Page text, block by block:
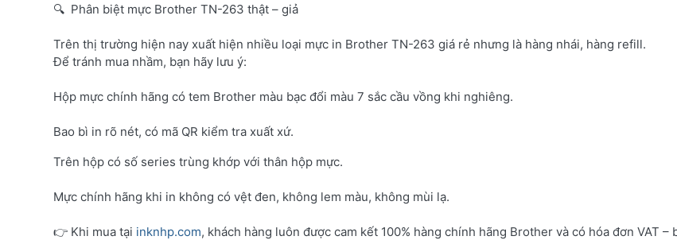
🔍 Phân biệt mực Brother TN-263 thật – giả
Trên thị trường hiện nay xuất hiện nhiều loại mực in Brother TN-263 giá rẻ nhưng là hàng nhái, hàng refill.
Để tránh mua nhầm, bạn hãy lưu ý:
Hộp mực chính hãng có tem Brother màu bạc đổi màu 7 sắc cầu vồng khi nghiêng.
Bao bì in rõ nét, có mã QR kiểm tra xuất xứ.
Trên hộp có số series trùng khớp với thân hộp mực.
Mực chính hãng khi in không có vệt đen, không lem màu, không mùi lạ.
👉 Khi mua tại inknhp.com, khách hàng luôn được cam kết 100% hàng chính hãng Brother và có hóa đơn VAT –